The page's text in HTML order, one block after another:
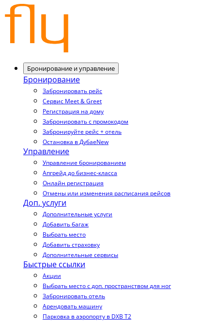
Бронирование и управление
Бронирование
Забронировать рейс
Сервис Meet & Greet
Регистрация на дому
Забронировать с промокодом
Забронируйте рейс + отель
Остановка в ДубаеNew
Управление
Управление бронированием
Апгрейд до бизнес-класса
Онлайн регистрация
Отмены или изменения расписания рейсов
Доп. услуги
Дополнительные услуги
Добавить багаж
Выбрать место
Добавить страховку
Дополнительные сервисы
Быстрые ссылки
Акции
Выбрать место с доп. пространством для ног
Забронировать отель
Арендовать машину
Парковка в аэропорту в DXB T2